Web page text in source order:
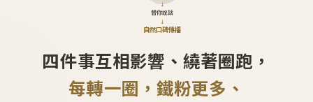
↓
替你說話
↓
自然口碑傳播
四件事互相影響、繞著圈跑，
每轉一圈，鐵粉更多、